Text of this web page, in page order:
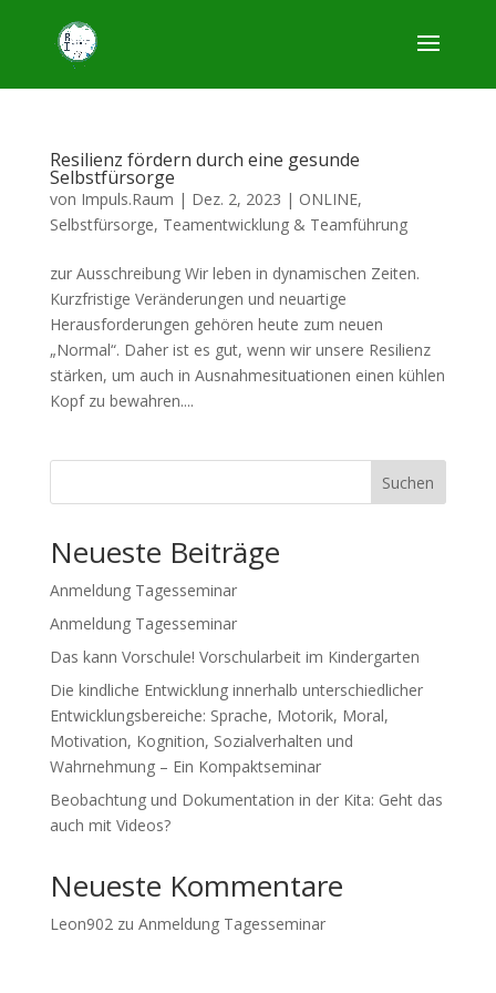
Resilienz fördern durch eine gesunde
Selbstfürsorge
von Impuls.Raum | Dez. 2, 2023 | ONLINE,
Selbstfürsorge, Teamentwicklung & Teamführung
zur Ausschreibung Wir leben in dynamischen Zeiten.
Kurzfristige Veränderungen und neuartige
Herausforderungen gehören heute zum neuen
„Normal“. Daher ist es gut, wenn wir unsere Resilienz
stärken, um auch in Ausnahmesituationen einen kühlen
Kopf zu bewahren....
Suchen
Neueste Beiträge
Anmeldung Tagesseminar
Anmeldung Tagesseminar
Das kann Vorschule! Vorschularbeit im Kindergarten
Die kindliche Entwicklung innerhalb unterschiedlicher
Entwicklungsbereiche: Sprache, Motorik, Moral,
Motivation, Kognition, Sozialverhalten und
Wahrnehmung – Ein Kompaktseminar
Beobachtung und Dokumentation in der Kita: Geht das
auch mit Videos?
Neueste Kommentare
Leon902zu Anmeldung Tagesseminar